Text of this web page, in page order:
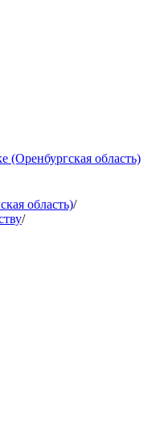
(Оренбургская область)
область)/
/